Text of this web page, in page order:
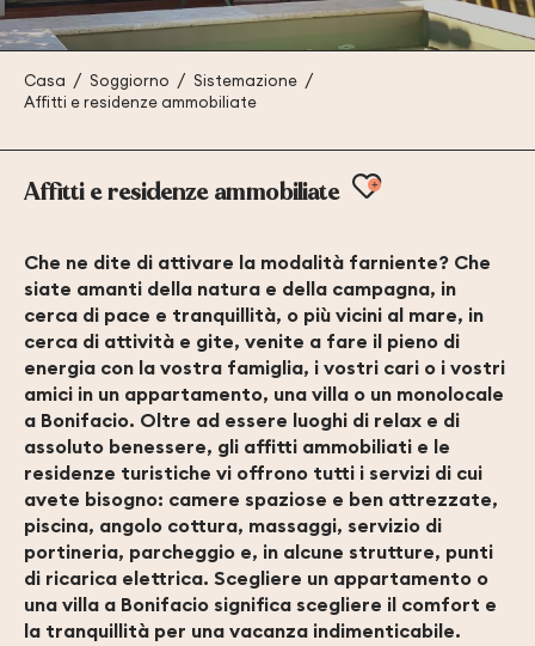
Casa Soggiorno
Sistemazione
Affitti e residenze ammobiliate
Affitti e residenze ammobiliate Ajouter
Che ne dite di attivare la modalità farniente? Che
siate amanti della natura e della campagna, in
cerca di pace e tranquillità, o più vicini al mare, in
cerca di attività e gite, venite a fare il pieno di
energia con la vostra famiglia, i vostri cari o i vostri
amici in un appartamento, una villa o un monolocale
a Bonifacio. Oltre ad essere luoghi di relax e di
assoluto benessere, gli affitti ammobiliati e le
residenze turistiche vi offrono tutti i servizi di cui
avete bisogno: camere spaziose e ben attrezzate,
piscina, angolo cottura, massaggi, servizio di
portineria, parcheggio e, in alcune strutture, punti
di ricarica elettrica. Scegliere un appartamento o
una villa a Bonifacio significa scegliere il comfort e
la tranquillità per una vacanza indimenticabile.